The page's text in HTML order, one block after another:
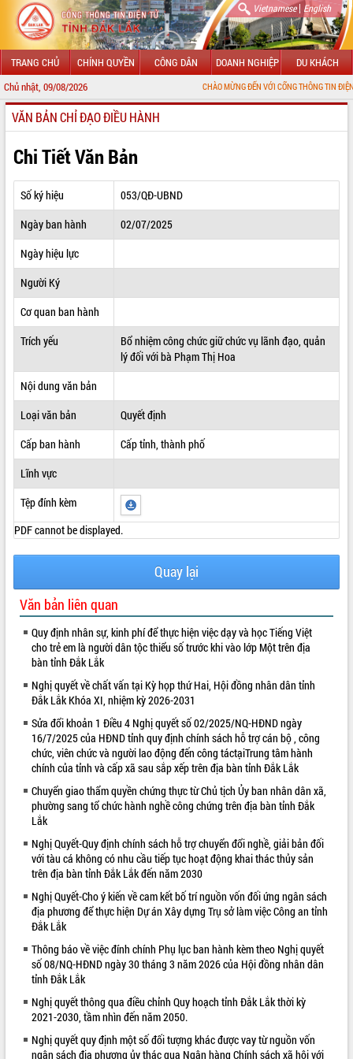
Vietnamese| English
TRANG CHỦ CHÍNH QUYỀN CÔNG DÂN DOANH NGHIỆP DU KHÁCH
Chủ nhật, 09/08/2026 CHÀO MỪNG ĐẾN VỚI CỔNG THÔNG TIN ĐIỆN TỬ TỈNH
GIỚI THIỆU
LÃNH ĐẠO UBND TỈNH
TIN TỨC SỰ KIỆN
SỞ, BAN, NGÀNH
THÔNG TIN CHỈ ĐẠO ĐIỀU HÀNH
HỆ THỐNG VĂN BẢN
VĂN BẢN HĐND TỈNH
ĐIỂM TIN VĂN BẢN
VIDEO
Trailer Lễ hội Sầu riêng Đắk Lắk năm
2026
Khám bệnh, cấp phát thuốc miễn phí
và tặng quà người dân xã Cư Pui
Hội nghị UBND tỉnh Đắk Lắk thường kỳ
tháng 7/2026
Nam Anh hùng” và trao Huân chương
Lao động
UBND tỉnh Đắk Lắk triển khai nhiệm
ALBUM ẢNH
VĂN BẢN CHỈ ĐẠO ĐIỀU HÀNH
Chi Tiết Văn Bản
Số ký hiệu
053/QĐ-UBND
Ngày ban hành
02/07/2025
Ngày hiệu lực
Người Ký
Cơ quan ban hành
Trích yếu
Bổ nhiệm công chức giữ chức vụ lãnh đạo, quản
lý đối với bà Phạm Thị Hoa
Nội dung văn bản
Loại văn bản
Quyết định
Cấp ban hành
Cấp tỉnh, thành phố
Lĩnh vực
Tệp đính kèm
PDF cannot be displayed.
Quay lại
Văn bản liên quan
Quy định nhân sự, kinh phí để thực hiện việc dạy và học Tiếng Việt
cho trẻ em là người dân tộc thiểu số trước khi vào lớp Một trên địa
bàn tỉnh Đắk Lắk
Nghị quyết về chất vấn tại Kỳ họp thứ Hai, Hội đồng nhân dân tỉnh
Đắk Lắk Khóa XI, nhiệm kỳ 2026-2031
Sửa đổi khoản 1 Điều 4 Nghị quyết số 02/2025/NQ-HĐND ngày
16/7/2025 của HĐND tỉnh quy định chính sách hỗ trợ cán bộ , công
chức, viên chức và người lao động đến công táctạiTrung tâm hành
chính của tỉnh và cấp xã sau sắp xếp trên địa bàn tỉnh Đắk Lắk
Chuyển giao thẩm quyền chứng thực từ Chủ tịch Ủy ban nhân dân xã,
phường sang tổ chức hành nghề công chứng trên địa bàn tỉnh Đắk
Lắk
Nghị Quyết-Quy định chính sách hỗ trợ chuyển đổi nghề, giải bản đối
với tàu cá không có nhu cầu tiếp tục hoạt động khai thác thủy sản
trên địa bàn tỉnh Đắk Lắk đến năm 2030
Nghị Quyết-Cho ý kiến về cam kết bố trí nguồn vốn đối ứng ngân sách
địa phương để thực hiện Dự án Xây dựng Trụ sở làm việc Công an tỉnh
Đắk Lắk
Thông báo về việc đính chính Phụ lục ban hành kèm theo Nghị quyết
số 08/NQ-HĐND ngày 30 tháng 3 năm 2026 của Hội đồng nhân dân
tỉnh Đắk Lắk
Nghị quyết thông qua điều chỉnh Quy hoạch tỉnh Đắk Lắk thời kỳ
2021-2030, tầm nhìn đến năm 2050.
Nghị quyết quy định một số đối tượng khác được vay từ nguồn vốn
ngân sách địa phương ủy thác qua Ngân hàng Chính sách xã hội với